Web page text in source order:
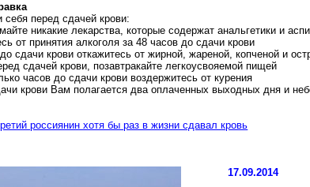
себя перед сдачей крови:
никакие лекарства, которые содержат анальгетики и
от принятия алкоголя за 48 часов до сдачи крови
сдачи крови откажитесь от жирной, жареной, копченой и
сдачей крови, позавтракайте легкоусвояемой пищей
часов до сдачи крови воздержитесь от курения
крови Вам полагается два оплаченных выходных дня и
россиянин хотя бы раз в жизни сдавал кровь
17.09.2014